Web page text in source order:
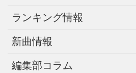
ランキング情報
新曲情報
編集部コラム